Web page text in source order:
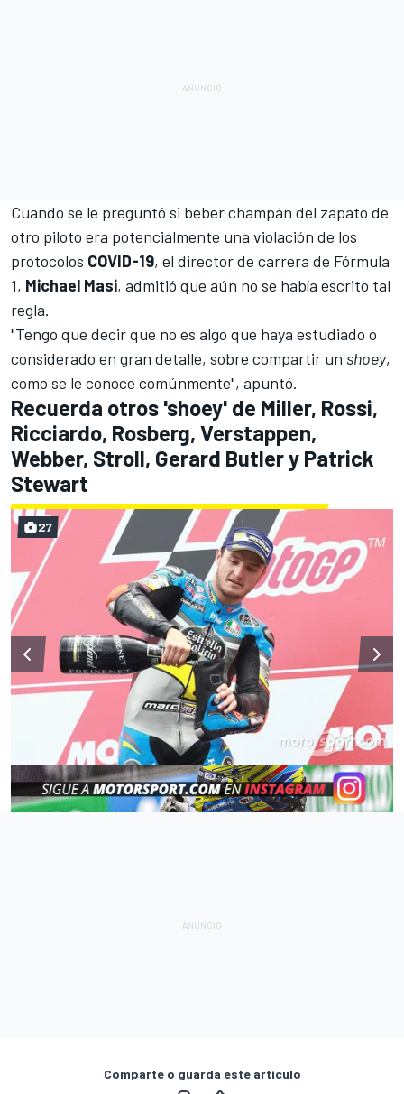
Cuando se le preguntó si beber champán del zapato de
otro piloto era potencialmente una violación de los
protocolos COVID-19, el director de carrera de Fórmula
1, Michael Masi, admitió que aún no se había escrito tal
regla.
"Tengo que decir que no es algo que haya estudiado o
considerado en gran detalle, sobre compartir un shoey,
como se le conoce comúnmente", apuntó.
Recuerda otros 'shoey' de Miller, Rossi,
Ricciardo, Rosberg, Verstappen,
Webber, Stroll, Gerard Butler y Patrick
Stewart
27
Comparte o guarda este artículo